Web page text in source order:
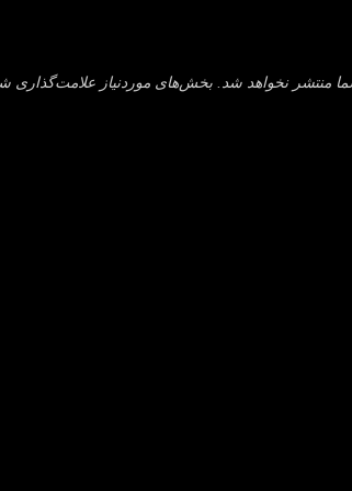
منتشر نخواهد شد. بخش‌های موردنیاز علامت‌گذاری